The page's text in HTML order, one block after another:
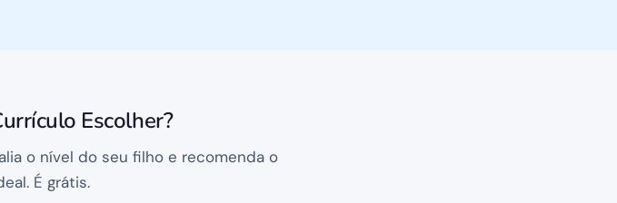
Escolher?
o nível do seu filho e recomenda o
É grátis.